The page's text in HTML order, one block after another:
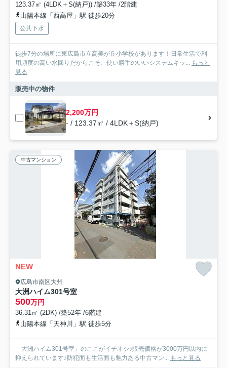
123.37㎡ (4LDK＋S(納戸)) /築33年 /2階建
山陽本線「西高屋」駅 徒歩20分
公共下水
徒歩7分の場所に東広島市立高美が丘小学校があります！日常生活で利
用頻度の高い水回りだからこそ、使い勝手のいいシステムキッ... もっと
見る
販売中の物件
2,200万円
- / 123.37㎡ / 4LDK＋S(納戸)
中古マンション
NEW
広島市南区大州
大洲ハイム301号室
500万円
36.31㎡ (2DK) /築52年 /6階建
山陽本線「天神川」駅 徒歩5分
「大洲ハイム301号室」のここがイチオシ♪販売価格が3000万円以内に
抑えられています♪防犯面も生活面も魅力ある中古マン... もっと見る